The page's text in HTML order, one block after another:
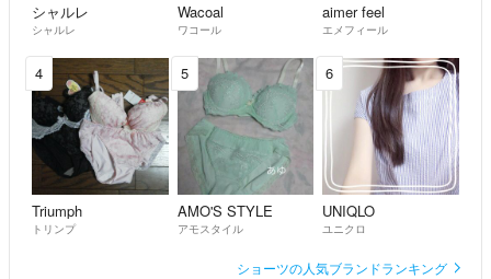
シャルレ
シャルレ
Wacoal
ワコール
aimer feel
エメフィール
4
Triumph
トリンプ
5
AMO'S STYLE
アモスタイル
6
UNIQLO
ユニクロ
ショーツの人気ブランドランキング